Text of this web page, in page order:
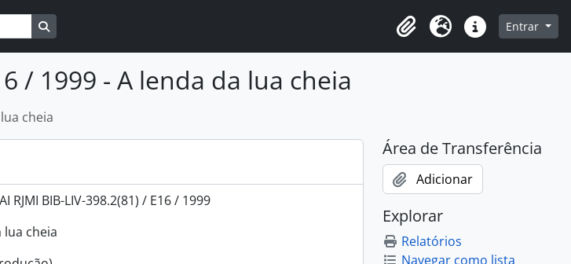
Área de Transferência
Idioma Atalhos Entrar
/ 1999 - A lenda da lua cheia
cheia
RJMI BIB-LIV-398.2(81) / E16 / 1999
lua cheia
Área de Transferência
Adicionar
Explorar
Relatórios
Navegar como lista